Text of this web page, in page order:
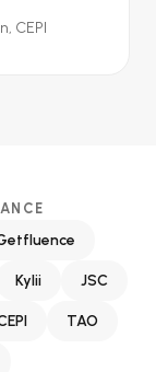
CEPI
Kylii JSC
TAO